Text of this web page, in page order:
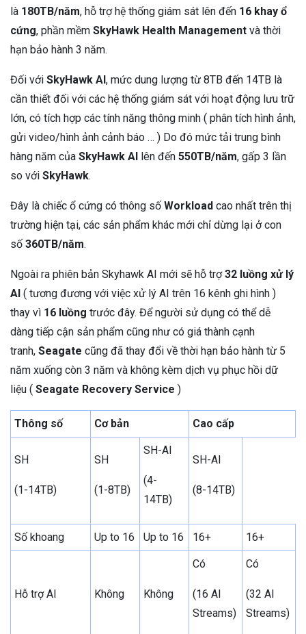
là 180TB/năm, hỗ trợ hệ thống giám sát lên đến 16 khay ổ
cứng, phần mềm SkyHawk Health Management và thời
hạn bảo hành 3 năm.
Đối với SkyHawk AI , mức dung lượng từ 8TB đến 14TB là
cần thiết đối với các hệ thống giám sát với hoạt động lưu trữ
lớn, có tích hợp các tính năng thông minh ( phân tích hình ảnh,
gửi video/hình ảnh cảnh báo … ) Do đó mức tải trung bình
hàng năm của SkyHawk AI lên đến 550TB/năm, gấp 3 lần
so với SkyHawk.
Đây là chiếc ổ cứng có thông số Workload cao nhất trên thị
trường hiện tại, các sản phẩm khác mới chỉ dừng lại ở con
số 360TB/năm.
Ngoài ra phiên bản Skyhawk AI mới sẽ hỗ trợ32 luồng xử lý
AI ( tương đương với việc xử lý AI trên 16 kênh ghi hình )
thay vì 16 luồng trước đây. Để người sử dụng có thể dễ
dàng tiếp cận sản phẩm cũng như có giá thành cạnh
tranh, Seagate cũng đã thay đổi về thời hạn bảo hành từ 5
năm xuống còn 3 năm và không kèm dịch vụ phục hồi dữ
liệu ( Seagate Recovery Service )
Thông số Cơ bản Cao cấp
SH
(1-14TB)
SH
(1-8TB)
SH-AI
(4-
14TB)
SH-AI
(8-14TB)
Số khoang Up to 16 Up to 16 16+ 16+
Hỗ trợ AI Không Không
Có
(16 AI
Streams)
Có
(32 AI
Streams)